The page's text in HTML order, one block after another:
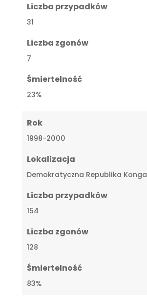
Liczba przypadków
31
Liczba zgonów
7
Śmiertelność
23%
Rok
1998-2000
Lokalizacja
Demokratyczna Republika Konga
Liczba przypadków
154
Liczba zgonów
128
Śmiertelność
83%